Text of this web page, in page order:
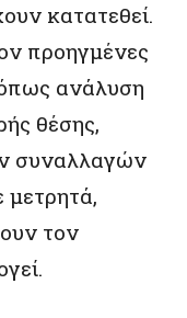
κατατεθεί.
προηγμένες
ανάλυση
θέσης,
συναλλαγών
μετρητά,
τον